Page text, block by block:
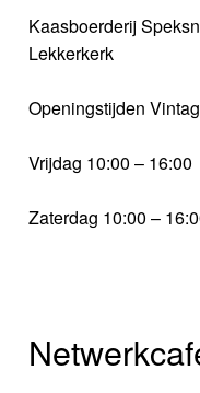
Kaasboerderij
Lekkerkerk
Openingstijden
Vrijdag 10:00 – 16:00
Zaterdag 10:00 –